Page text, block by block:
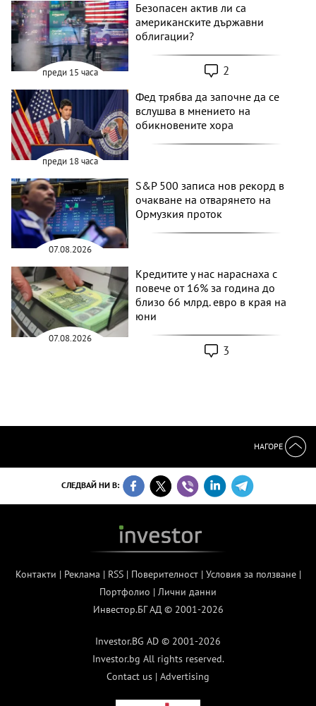
преди 15 часа
Безопасен актив ли са
американските държавни
облигации?
2
преди 18 часа
Фед трябва да започне да се
вслушва в мнението на
обикновените хора
07.08.2026
S&P 500 записа нов рекорд в
очакване на отварянето на
Ормузкия проток
07.08.2026
Кредитите у нас нараснаха с
повече от 16% за година до
близо 66 млрд. евро в края на
юни
3
НАГОРЕ
СЛЕДВАЙ НИ В:
Контакти | Реклама | RSS| Поверителност| Условия за ползване|
Портфолио | Лични данни
Инвестор.БГ АД © 2001-2026
Investor.BG AD © 2001-2026
Investor.bg All rights reserved.
Contact us | Advertising